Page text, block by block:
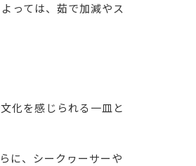
っては、茹で加減やス
化を感じられる一皿と
に、シークヮーサーや